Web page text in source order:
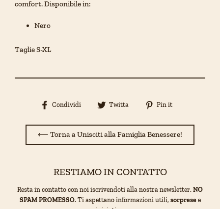
comfort.Disponibile in:
Nero
Taglie S-XL
Condividi
Condividi
Facebook
Twitta
Condividi
Twitter
Pin it
Pinterest
⟵ Torna a Unisciti alla Famiglia Benessere!
RESTIAMO IN CONTATTO
Resta in contatto con noi iscrivendoti alla nostra newsletter.NO
SPAM PROMESSO. Ti aspettano informazioni utili, sorpresee